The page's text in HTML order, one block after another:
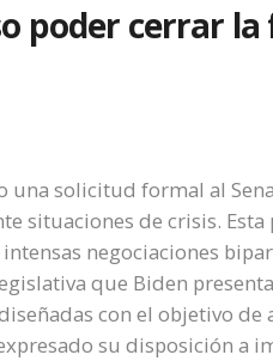
poder cerrar
una solicitud formal al
situaciones de crisis.
negociaciones
que Biden
con el objetivo
su disposición a